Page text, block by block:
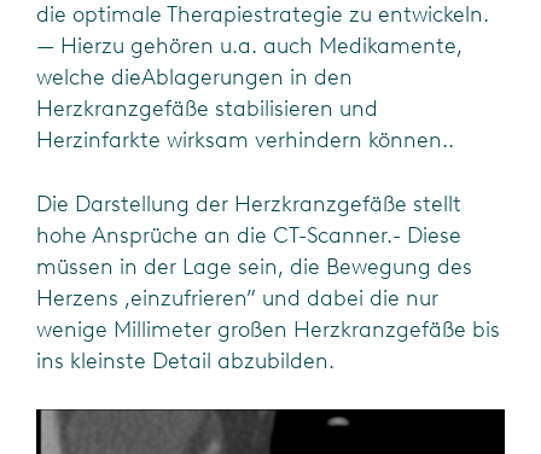
die optimale Therapiestrategie zu entwickeln.
— Hierzu gehören u.a. auch Medikamente,
welche dieAblagerungen in den
Herzkranzgefäße stabilisieren und
Herzinfarkte wirksam verhindern können..
Die Darstellung der Herzkranzgefäße stellt
hohe Ansprüche an die CT-Scanner.- Diese
müssen in der Lage sein, die Bewegung des
Herzens ,einzufrieren” und dabei die nur
wenige Millimeter großen Herzkranzgefäße bis
ins kleinste Detail abzubilden.